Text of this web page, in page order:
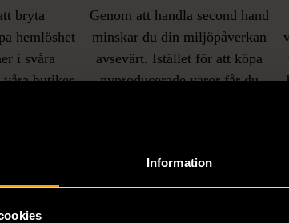
Information
bryta
hemlöshet
i svåra
butiker
Genom att handla second hand
minskar du din miljöpåverkan
avsevärt. Istället för att köpa
nyproducerade varor får du
Hitta produkter som påminner om